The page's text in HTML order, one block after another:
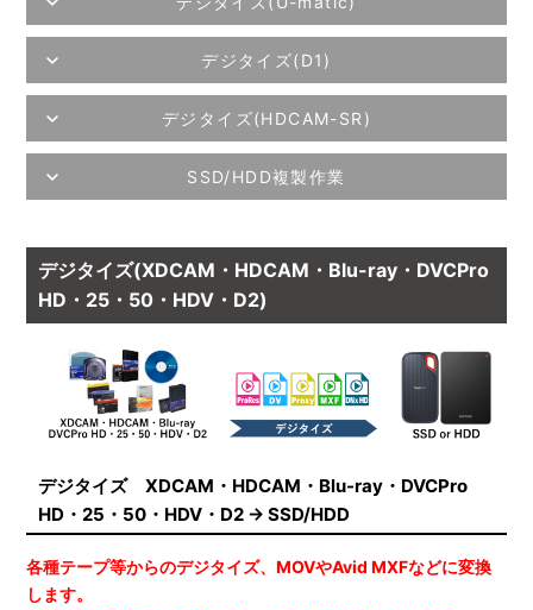
デジタイズ(D1)
デジタイズ(HDCAM-SR)
SSD/HDD複製作業
デジタイズ(XDCAM・HDCAM・Blu-ray・DVCPro
HD・25・50・HDV・D2)
デジタイズ XDCAM・HDCAM・Blu-ray・DVCPro
HD・25・50・HDV・D2 → SSD/HDD
各種テープ等からのデジタイズ、MOVやAvid MXFなどに変換
します。